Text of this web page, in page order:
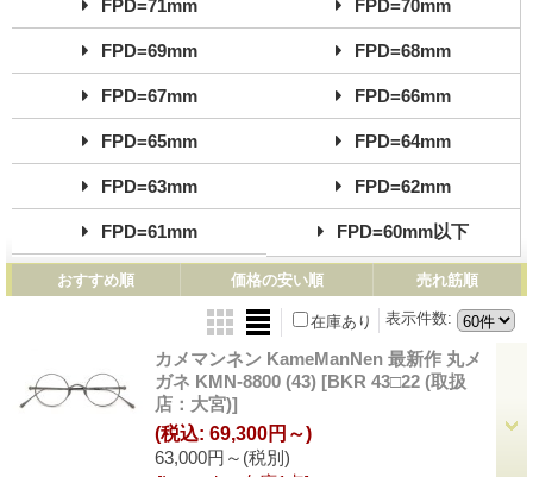
FPD=71mm FPD=70mm
FPD=69mm FPD=68mm
FPD=67mm FPD=66mm
FPD=65mm FPD=64mm
FPD=63mm FPD=62mm
FPD=61mm FPD=60mm以下
おすすめ順 価格の安い順 売れ筋順
表示件数:
在庫あり
カメマンネン KameManNen 最新作 丸メ
ガネ KMN-8800 (43) [BKR 43□22 (取扱
店：大宮)]
63,000円～ (税別)
(税込: 69,300円～)